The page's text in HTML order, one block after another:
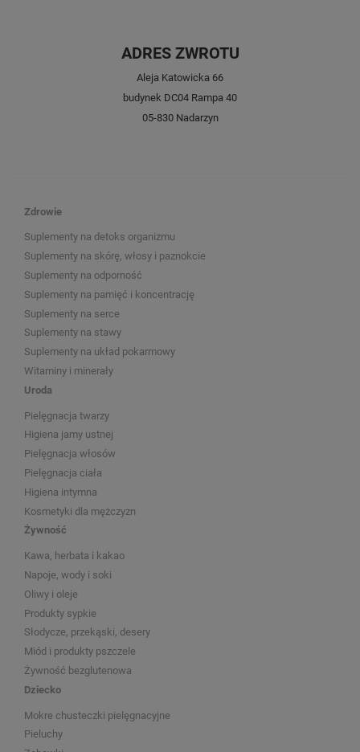
ADRES ZWROTU
Aleja Katowicka 66
budynek DC04 Rampa 40
05-830 Nadarzyn
Zdrowie
Suplementy na detoks organizmu
Suplementy na skórę, włosy i paznokcie
Suplementy na odporność
Suplementy na pamięć i koncentrację
Suplementy na serce
Suplementy na stawy
Suplementy na układ pokarmowy
Witaminy i minerały
Uroda
Pielęgnacja twarzy
Higiena jamy ustnej
Pielęgnacja włosów
Pielęgnacja ciała
Higiena intymna
Kosmetyki dla mężczyzn
Żywność
Kawa, herbata i kakao
Napoje, wody i soki
Oliwy i oleje
Produkty sypkie
Słodycze, przekąski, desery
Miód i produkty pszczele
Żywność bezglutenowa
Dziecko
Mokre chusteczki pielęgnacyjne
Pieluchy